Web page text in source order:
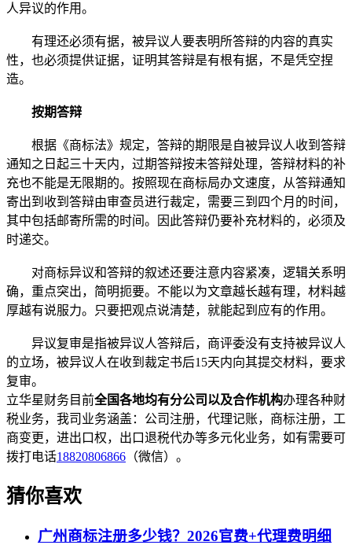
人异议的作用。
有理还必须有据，被异议人要表明所答辩的内容的真实
性，也必须提供证据，证明其答辩是有根有据，不是凭空捏
造。
按期答辩
根据《商标法》规定，答辩的期限是自被异议人收到答辩
通知之日起三十天内，过期答辩按未答辩处理，答辩材料的补
充也不能是无限期的。按照现在商标局办文速度，从答辩通知
寄出到收到答辩由审查员进行裁定，需要三到四个月的时间，
其中包括邮寄所需的时间。因此答辩仍要补充材料的，必须及
时递交。
对商标异议和答辩的叙述还要注意内容紧凑，逻辑关系明
确，重点突出，简明扼要。不能以为文章越长越有理，材料越
厚越有说服力。只要把观点说清楚，就能起到应有的作用。
异议复审是指被异议人答辩后，商评委没有支持被异议人
的立场，被异议人在收到裁定书后15天内向其提交材料，要求
复审。
立华星财务目前全国各地均有分公司以及合作机构办理各种财
税业务，我司业务涵盖：公司注册，代理记账，商标注册，工
商变更，进出口权，出口退税代办等多元化业务，如有需要可
拨打电话18820806866 （微信）。
猜你喜欢
广州商标注册多少钱？2026官费+代理费明细